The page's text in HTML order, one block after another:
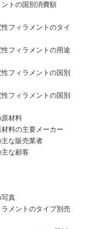
トの国別消費額
フィラメントのタイ
フィラメントの用途
フィラメントの国別
フィラメントの国別
原材料
料の主要メーカー
主な販売業者
な顧客
写真
メントのタイプ別売